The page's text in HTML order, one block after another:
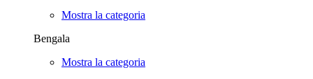
Mostra la categoria
Bengala
Mostra la categoria